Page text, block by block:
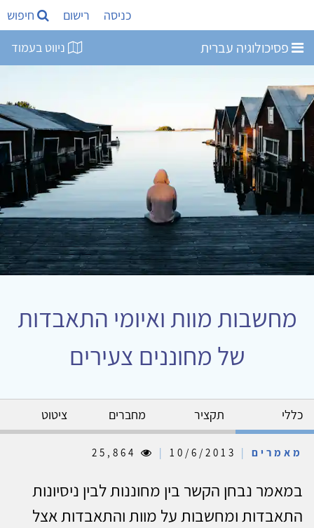
כניסה רישום חיפוש
פסיכולוגיה עברית ניווט בעמוד
מחשבות מוות ואיומי התאבדות
של מחוננים צעירים
כללי תקציר מחברים ציטוט
מאמרים |
|
במאמר נבחן הקשר בין מחוננות לבין ניסיונות
התאבדות ומחשבות על מוות והתאבדות אצל